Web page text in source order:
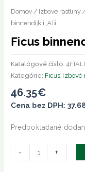
Domov / Izbové rastliny
binnendijkii ‚Alii‘
Ficus
Katalógové číslo:
Kategórie: Ficus Izbové
46.35€
Cena bez DPH:
Predpokladané
- +